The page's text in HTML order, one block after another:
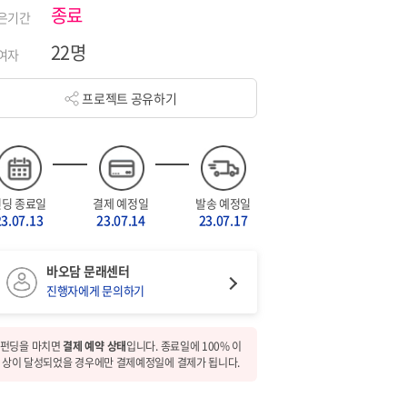
기간 종료
자 22명
프로젝트 공유하기
종료일 결제 예정일
23.07.14
발송 예정일
23.07.17
바오담 문래센터
진행자에게 문의하기
펀딩을 마치면결제 예약 상태입니다. 종료일에 100% 이
상이 달성되었을 경우에만 결제예정일에 결제가 됩니다.